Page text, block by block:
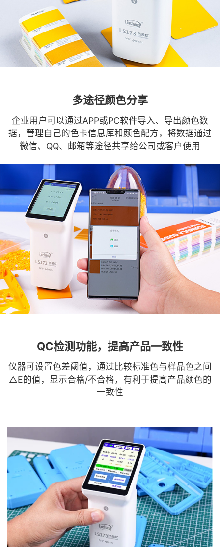
多途径颜色分享
企业用户可以通过APP或PC软件导入、导出颜色数
据，管理自己的色卡信息库和颜色配方，将数据通过
微信、QQ、邮箱等途径共享给公司或客户使用
QC检测功能，提高产品一致性
仪器可设置色差阈值，通过比较标准色与样品色之间
△E的值，显示合格/不合格，有利于提高产品颜色的
一致性